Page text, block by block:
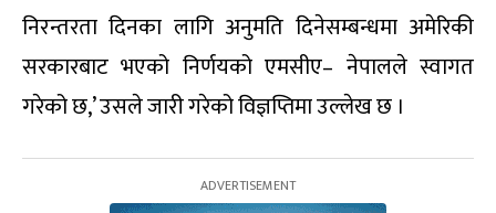
निरन्तरता दिनका लागि अनुमति दिनेसम्बन्धमा अमेरिकी
सरकारबाट भएको निर्णयको एमसीए– नेपालले स्वागत
गरेको छ,’ उसले जारी गरेको विज्ञप्तिमा उल्लेख छ ।